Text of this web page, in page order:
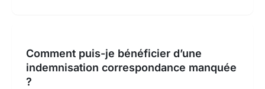
Comment puis-je bénéficier d’une
indemnisation correspondance manquée
?